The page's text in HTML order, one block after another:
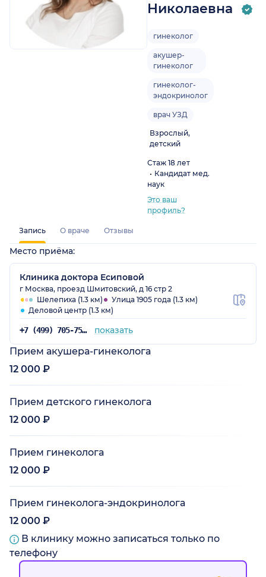
Николаевна
гинеколог
акушер-
гинеколог
гинеколог-
эндокринолог
врач УЗД
Взрослый,
детский
Стаж 18 лет
Кандидат мед.
наук
Это ваш
профиль?
Запись О враче Отзывы
Место приёма:
Клиника доктора Есиповой
г Москва, проезд Шмитовский, д 16 стр 2
Шелепиха (1.3 км)
Улица 1905 года (1.3 км)
Деловой центр (1.3 км)
+7 (499) 705-75-25 показать
Прием акушера-гинеколога
12 000 ₽
Прием детского гинеколога
12 000 ₽
Прием гинеколога
12 000 ₽
Прием гинеколога-эндокринолога
12 000 ₽
В клинику можно записаться только по
телефону